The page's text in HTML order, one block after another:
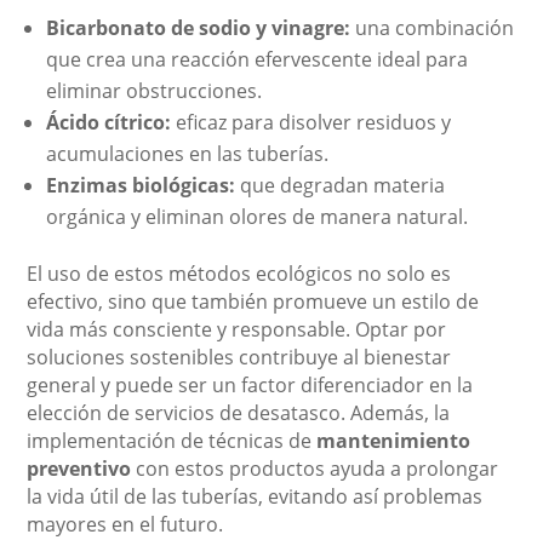
Bicarbonato de sodio y vinagre: una combinación
que crea una reacción efervescente ideal para
eliminar obstrucciones.
Ácido cítrico: eficaz para disolver residuos y
acumulaciones en las tuberías.
Enzimas biológicas: que degradan materia
orgánica y eliminan olores de manera natural.
El uso de estos métodos ecológicos no solo es
efectivo, sino que también promueve un estilo de
vida más consciente y responsable. Optar por
soluciones sostenibles contribuye al bienestar
general y puede ser un factor diferenciador en la
elección de servicios de desatasco. Además, la
implementación de técnicas de mantenimiento
preventivo con estos productos ayuda a prolongar
la vida útil de las tuberías, evitando así problemas
mayores en el futuro.